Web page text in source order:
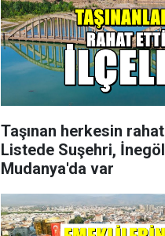
Taşınan herkesin
Listede Suşehri,
Mudanya'da var